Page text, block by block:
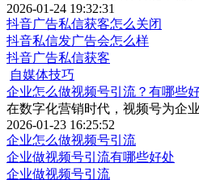
2026-01-24 19:32:31
抖音广告私信获客怎么关闭
抖音私信发广告会怎么样
抖音广告私信获客
自媒体技巧
企业怎么做视频号引流？有哪些
在数字化营销时代，视频号为企
2026-01-23 16:25:52
企业怎么做视频号引流
企业做视频号引流有哪些好处
企业做视频号引流